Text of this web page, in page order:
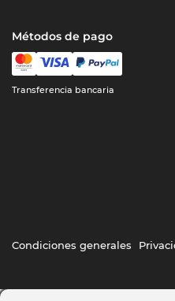
Métodos de pago
Transferencia bancaria
Condiciones generales